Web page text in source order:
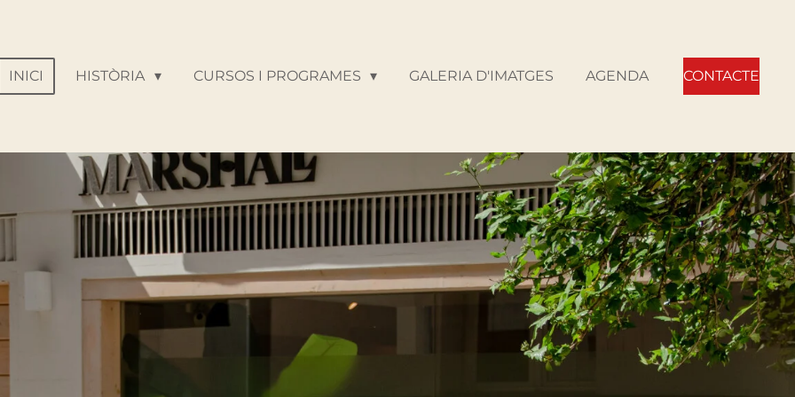
INICI HISTÒRIA CURSOS I PROGRAMES GALERIA D'IMATGES AGENDA CONTACTE